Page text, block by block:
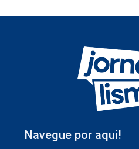
Navegue por aqui!